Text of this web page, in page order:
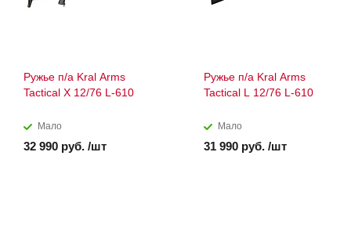
Ружье п/а Kral Arms
Tactical X 12/76 L-610
Мало
32 990 руб. /шт
Ружье п/а Kral Arms
Tactical L 12/76 L-610
Мало
31 990 руб. /шт